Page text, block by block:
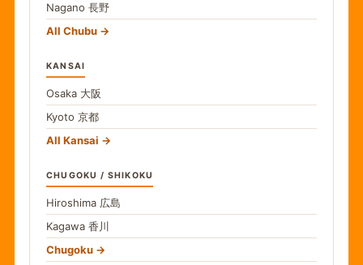
Nagano 長野
All Chubu
KANSAI
Osaka 大阪
Kyoto 京都
All Kansai
CHUGOKU / SHIKOKU
Hiroshima 広島
Kagawa 香川
Chugoku